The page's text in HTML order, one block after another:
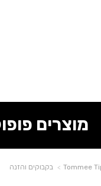
מוצרים
בקבוקים והזנה